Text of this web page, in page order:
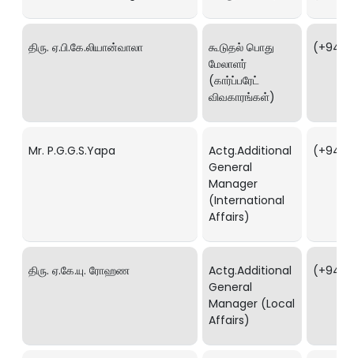
திரு. ஏ.பி.கே.லியான்வாலா
கூடுதல் பொது
மேலாளர்
(கார்ப்பரேட்
விவகாரங்கள்)
(+94)
Mr. P.G.G.S.Yapa
Actg.Additional
General
Manager
(International
Affairs)
(+94)
திரு. ஏ.கே.யு. ரோஹண
Actg.Additional
General
Manager (Local
Affairs)
(+94)